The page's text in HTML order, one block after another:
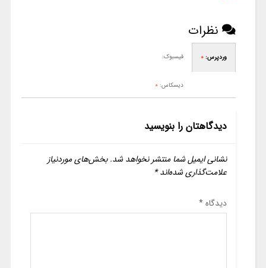
نظرات
وردپرس: 0 فیسبوک:
دیسکاس: 0
دیدگاهتان را بنویسید
نشانی ایمیل شما منتشر نخواهد شد. بخش‌های موردنیاز
علامت‌گذاری شده‌اند*
دیدگاه*